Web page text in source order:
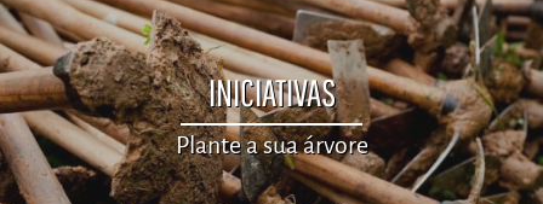
INICIATIVAS
Plante a sua árvore